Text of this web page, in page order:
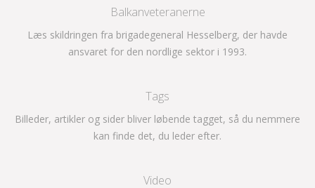
Balkanveteranerne
Læs skildringen fra brigadegeneral Hesselberg, der havde
ansvaret for den nordlige sektor i 1993.
Tags
Billeder, artikler og sider bliver løbende tagget, så du nemmere
kan finde det, du leder efter.
Video